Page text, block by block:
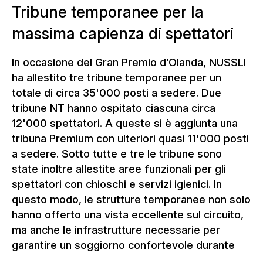
Tribune temporanee per la
massima capienza di spettatori
In occasione del Gran Premio d’Olanda, NUSSLI
ha allestito tre tribune temporanee per un
totale di circa 35'000 posti a sedere. Due
tribune NT hanno ospitato ciascuna circa
12'000 spettatori. A queste si è aggiunta una
tribuna Premium con ulteriori quasi 11'000 posti
a sedere. Sotto tutte e tre le tribune sono
state inoltre allestite aree funzionali per gli
spettatori con chioschi e servizi igienici. In
questo modo, le strutture temporanee non solo
hanno offerto una vista eccellente sul circuito,
ma anche le infrastrutture necessarie per
garantire un soggiorno confortevole durante